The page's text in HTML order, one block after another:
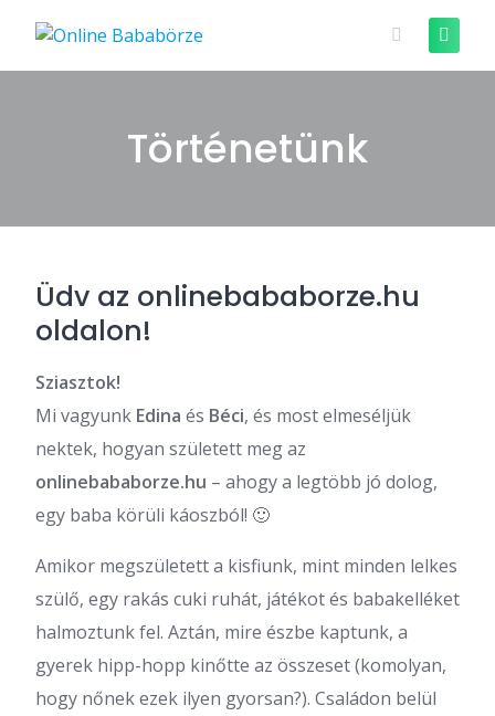
content
Történetünk
Üdv az onlinebababorze.hu
oldalon!
Sziasztok!
Mi vagyunk Edina és Béci, és most elmeséljük
nektek, hogyan született meg az
onlinebababorze.hu – ahogy a legtöbb jó dolog,
egy baba körüli káoszból! 🙂
Amikor megszületett a kisfiunk, mint minden lelkes
szülő, egy rakás cuki ruhát, játékot és babakelléket
halmoztunk fel. Aztán, mire észbe kaptunk, a
gyerek hipp-hopp kinőtte az összeset (komolyan,
hogy nőnek ezek ilyen gyorsan?). Családon belül